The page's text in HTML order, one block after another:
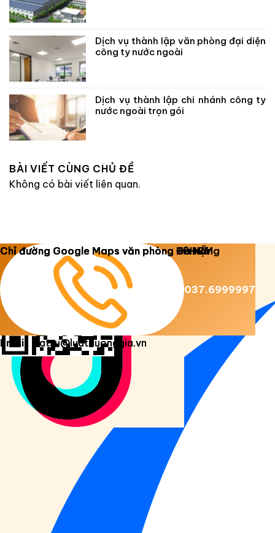
Dịch vụ thành lập văn phòng đại diện
công ty nước ngoài
Dịch vụ thành lập chi nhánh công ty
nước ngoài trọn gói
BÀI VIẾT CÙNG CHỦ ĐỀ
Không có bài viết liên quan.
Copyright 2026 © Luật Dương Gia